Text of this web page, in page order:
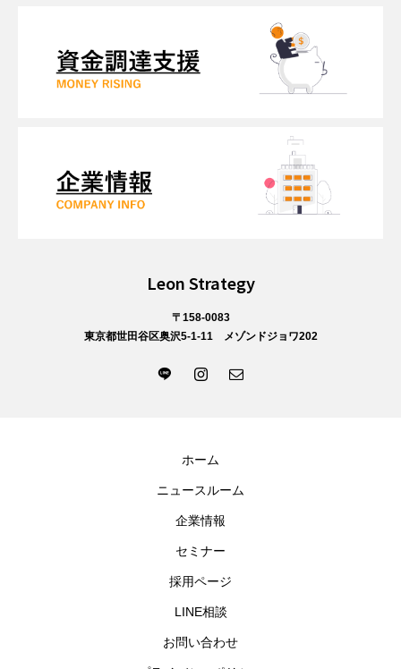
Leon Strategy
〒158-0083
東京都世田谷区奥沢5-1-11 メゾンドジョワ202
ホーム
ニュースルーム
企業情報
セミナー
採用ページ
LINE相談
お問い合わせ